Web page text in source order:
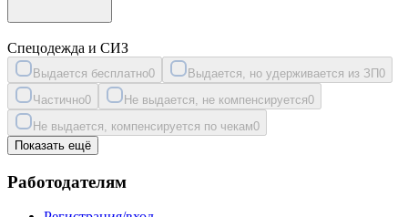
Спецодежда и СИЗ
Выдается бесплатно0 Выдается, но удерживается из ЗП0
Частично0 Не выдается, не компенсируется0
Не выдается, компенсируется по чекам0
Показать ещё
Работодателям